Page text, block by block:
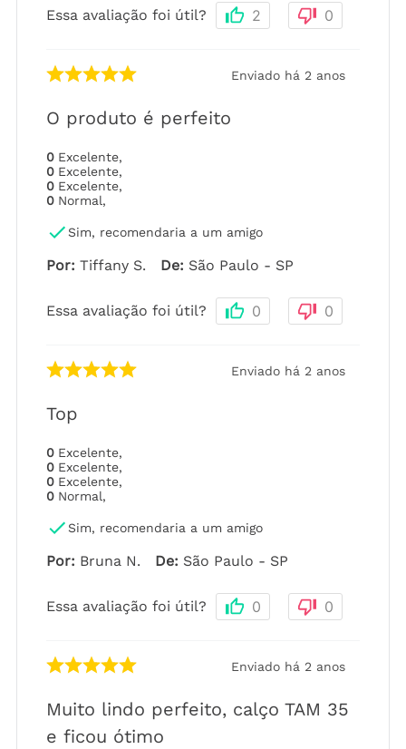
Essa avaliação foi útil? 2 0
Enviado há 2 anos
O produto é perfeito
0 Excelente,
0 Excelente,
0 Excelente,
0 Normal,
Sim, recomendaria a um amigo
Por: Tiffany S. De: São Paulo - SP
Essa avaliação foi útil? 0 0
Enviado há 2 anos
Top
0 Excelente,
0 Excelente,
0 Excelente,
0 Normal,
Sim, recomendaria a um amigo
Por: Bruna N. De: São Paulo - SP
Essa avaliação foi útil? 0 0
Enviado há 2 anos
Muito lindo perfeito, calço TAM 35
e ficou ótimo